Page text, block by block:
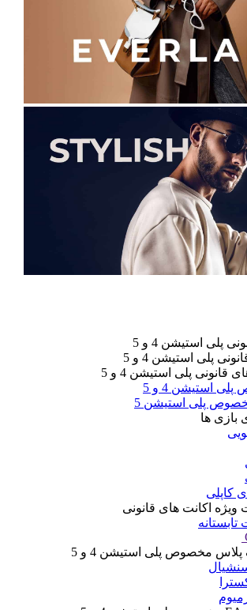
پلی استیشن 4 و 5
پلی استیشن 4 و 5
قانونی پلی استیشن 4 و 5
استیشن 4 و 5
پلی استیشن 5
بازی ها
کاپلی
ویژه اکانت های قانونی
تابستانه
پلاس مخصوص پلی استیشن 4 و 5